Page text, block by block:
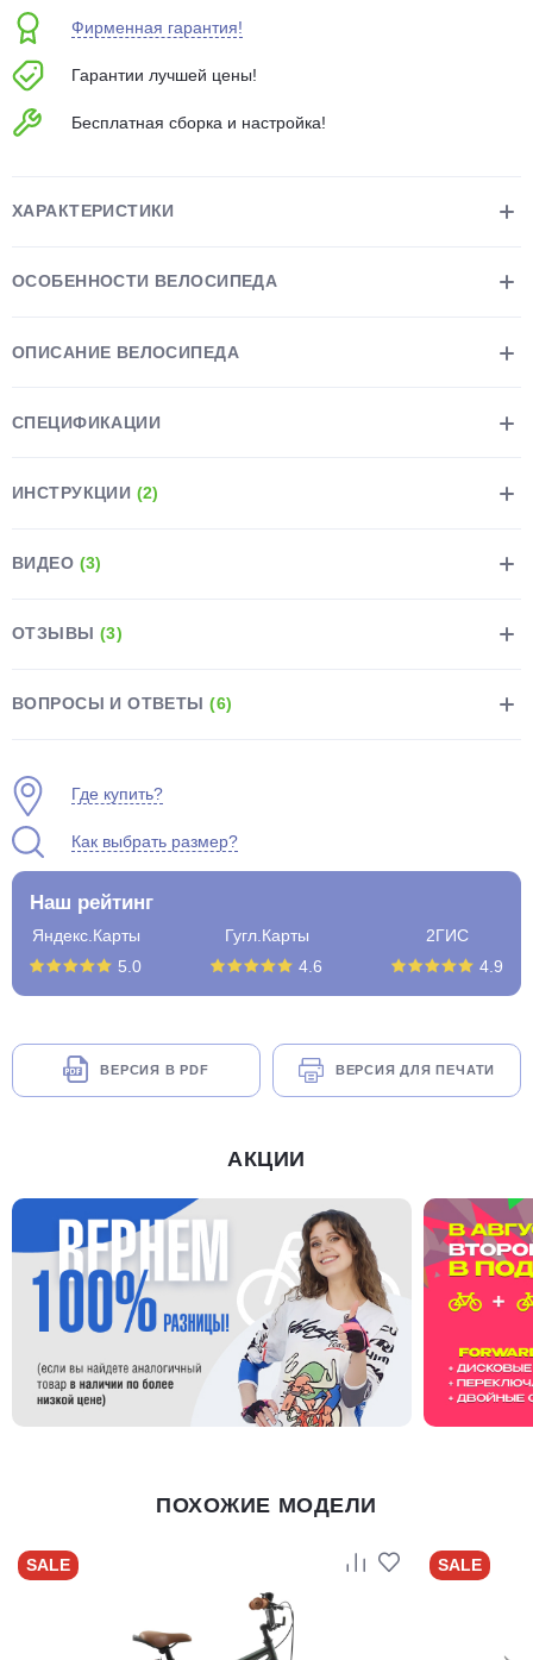
Фирменная гарантия!
Гарантии лучшей цены!
Бесплатная сборка и настройка!
ХАРАКТЕРИСТИКИ
ОСОБЕННОСТИ ВЕЛОСИПЕДА
ОПИСАНИЕ ВЕЛОСИПЕДА
СПЕЦИФИКАЦИИ
ИНСТРУКЦИИ (2)
ВИДЕО (3)
ОТЗЫВЫ (3)
ВОПРОСЫ И ОТВЕТЫ(6)
Где купить?
Как выбрать размер?
Наш рейтинг
Яндекс.Карты
5.0
Гугл.Карты
4.6
2ГИС
4.9
ВЕРСИЯ В PDF ВЕРСИЯ ДЛЯ ПЕЧАТИ
АКЦИИ
ПОХОЖИЕ МОДЕЛИ
SALE SALE
об оплате Плайтом